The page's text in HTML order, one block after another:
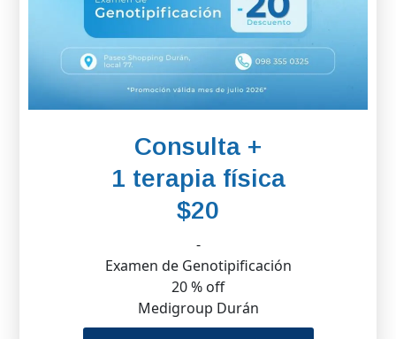
Consulta +
1 terapia física
$20
-
Examen de Genotipificación
20 % off
Medigroup Durán